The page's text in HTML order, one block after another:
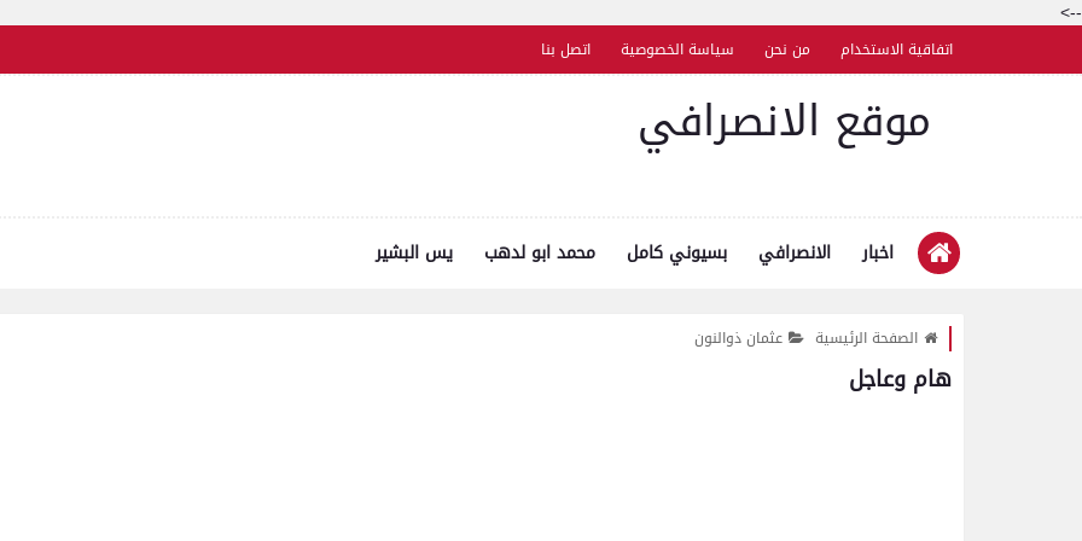
-->
اتفاقية الاستخدام من نحن سياسة الخصوصية اتصل بنا
موقع الانصرافي
اخبار الانصرافي بسيوني كامل محمد ابو لدهب يس البشير
الصفحة الرئيسية عثمان ذوالنون
هام وعاجل